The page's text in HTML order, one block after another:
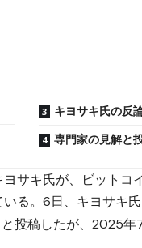
キヨサキ氏の反
専門家の見解と
サキ氏が、ビット
る。6日、キヨサキ
投稿したが、2025年